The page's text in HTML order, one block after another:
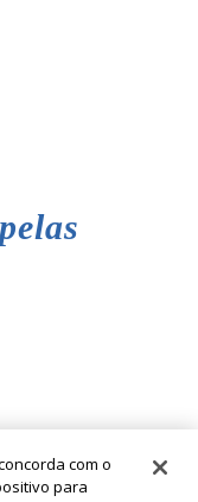
com o
para